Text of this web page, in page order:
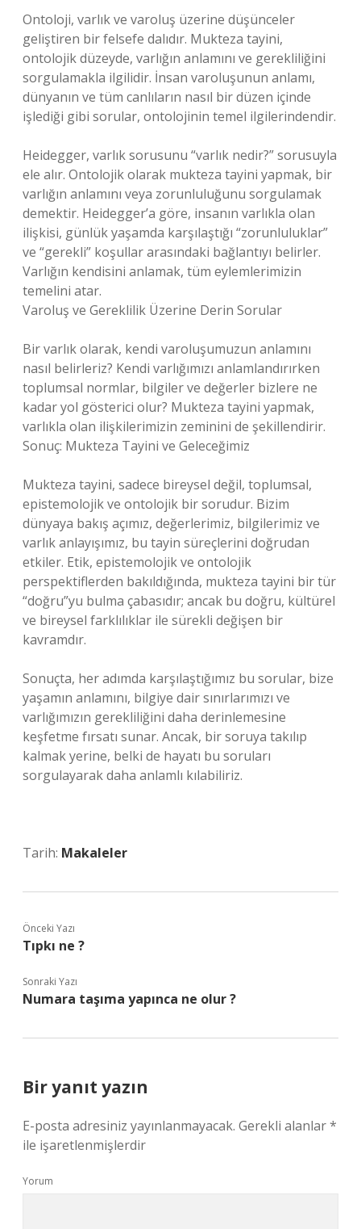
Ontoloji, varlık ve varoluş üzerine düşünceler
geliştiren bir felsefe dalıdır. Mukteza tayini,
ontolojik düzeyde, varlığın anlamını ve gerekliliğini
sorgulamakla ilgilidir. İnsan varoluşunun anlamı,
dünyanın ve tüm canlıların nasıl bir düzen içinde
işlediği gibi sorular, ontolojinin temel ilgilerindendir.
Heidegger, varlık sorusunu “varlık nedir?” sorusuyla
ele alır. Ontolojik olarak mukteza tayini yapmak, bir
varlığın anlamını veya zorunluluğunu sorgulamak
demektir. Heidegger’a göre, insanın varlıkla olan
ilişkisi, günlük yaşamda karşılaştığı “zorunluluklar”
ve “gerekli” koşullar arasındaki bağlantıyı belirler.
Varlığın kendisini anlamak, tüm eylemlerimizin
temelini atar.
Varoluş ve Gereklilik Üzerine Derin Sorular
Bir varlık olarak, kendi varoluşumuzun anlamını
nasıl belirleriz? Kendi varlığımızı anlamlandırırken
toplumsal normlar, bilgiler ve değerler bizlere ne
kadar yol gösterici olur? Mukteza tayini yapmak,
varlıkla olan ilişkilerimizin zeminini de şekillendirir.
Sonuç: Mukteza Tayini ve Geleceğimiz
Mukteza tayini, sadece bireysel değil, toplumsal,
epistemolojik ve ontolojik bir sorudur. Bizim
dünyaya bakış açımız, değerlerimiz, bilgilerimiz ve
varlık anlayışımız, bu tayin süreçlerini doğrudan
etkiler. Etik, epistemolojik ve ontolojik
perspektiflerden bakıldığında, mukteza tayini bir tür
“doğru”yu bulma çabasıdır; ancak bu doğru, kültürel
ve bireysel farklılıklar ile sürekli değişen bir
kavramdır.
Sonuçta, her adımda karşılaştığımız bu sorular, bize
yaşamın anlamını, bilgiye dair sınırlarımızı ve
varlığımızın gerekliliğini daha derinlemesine
keşfetme fırsatı sunar. Ancak, bir soruya takılıp
kalmak yerine, belki de hayatı bu soruları
sorgulayarak daha anlamlı kılabiliriz.
Tarih: Makaleler
Önceki Yazı
Tıpkı ne ?
Sonraki Yazı
Numara taşıma yapınca ne olur ?
Bir yanıt yazın
E-posta adresiniz yayınlanmayacak. Gerekli alanlar*
ile işaretlenmişlerdir
Yorum